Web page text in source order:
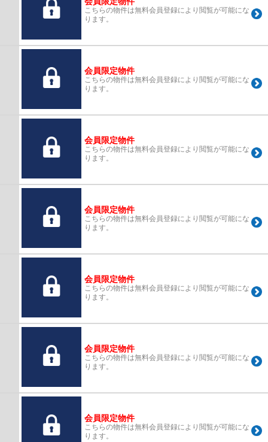
こちらの物件は無料会員登録により閲覧が可能にな
ります。
会員限定物件
こちらの物件は無料会員登録により閲覧が可能にな
ります。
会員限定物件
こちらの物件は無料会員登録により閲覧が可能にな
ります。
会員限定物件
こちらの物件は無料会員登録により閲覧が可能にな
ります。
会員限定物件
こちらの物件は無料会員登録により閲覧が可能にな
ります。
会員限定物件
こちらの物件は無料会員登録により閲覧が可能にな
ります。
会員限定物件
こちらの物件は無料会員登録により閲覧が可能にな
ります。